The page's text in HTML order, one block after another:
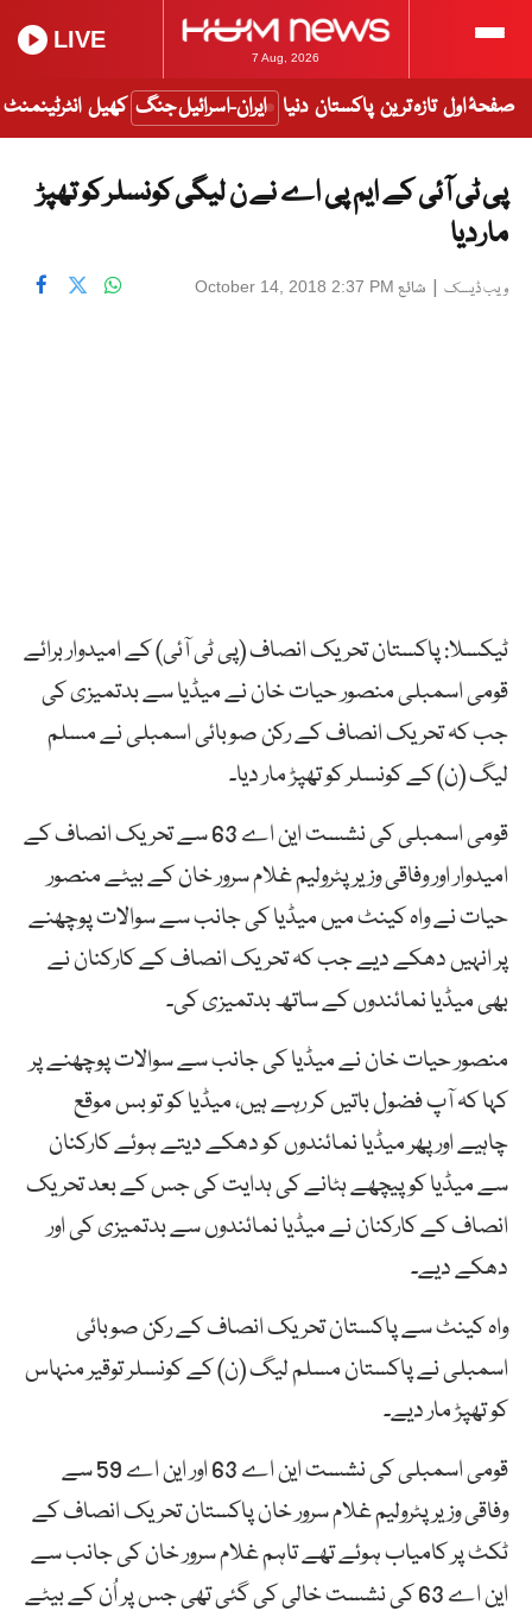
7 Aug, 2026
LIVE
صفحۂ اول تازہ ترین پاکستان دنیا ایران-اسرائیل جنگ کھیل انٹرٹینمنٹ
پی ٹی آئی کے ایم پی اے نے ن لیگی کونسلر کو تھپڑ
مار دیا
ویب ڈیسک | شائع October 14, 2018 2:37 PM
ٹیکسلا: پاکستان تحریک انصاف (پی ٹی آئی) کے امیدوار برائے
قومی اسمبلی منصور حیات خان نے میڈیا سے بدتمیزی کی
جب کہ تحریک انصاف کے رکن صوبائی اسمبلی نے مسلم
لیگ (ن) کے کونسلر کو تھپڑ مار دیا۔
قومی اسمبلی کی نشست این اے 63 سے تحریک انصاف کے
امیدوار اور وفاقی وزیر پٹرولیم غلام سرور خان کے بیٹے منصور
حیات نے واہ کینٹ میں میڈیا کی جانب سے سوالات پوچھنے
پر انہیں دھکے دیے جب کہ تحریک انصاف کے کارکنان نے
بھی میڈیا نمائندوں کے ساتھ بدتمیزی کی۔
منصور حیات خان نے میڈیا کی جانب سے سوالات پوچھنے پر
کہا کہ آپ فضول باتیں کر رہے ہیں، میڈیا کو تو بس موقع
چاہیے اور پھر میڈیا نمائندوں کو دھکے دیتے ہوئے کارکنان
سے میڈیا کو پیچھے ہٹانے کی ہدایت کی جس کے بعد تحریک
انصاف کے کارکنان نے میڈیا نمائندوں سے بدتمیزی کی اور
دھکے دیے۔
واہ کینٹ سے پاکستان تحریک انصاف کے رکن صوبائی
اسمبلی نے پاکستان مسلم لیگ (ن) کے کونسلر توقیر منہاس
کو تھپڑ مار دیے۔
قومی اسمبلی کی نشست این اے 63 اور این اے 59 سے
وفاقی وزیر پٹرولیم غلام سرور خان پاکستان تحریک انصاف کے
ٹکٹ پر کامیاب ہوئے تھے تاہم غلام سرور خان کی جانب سے
این اے 63 کی نشست خالی کی گئی تھی جس پر اُن کے بیٹے